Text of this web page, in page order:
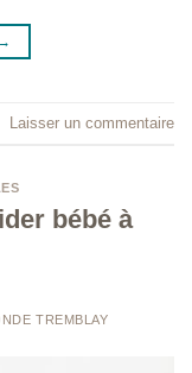
→
Laisser un commentaire
bébé à
TREMBLAY